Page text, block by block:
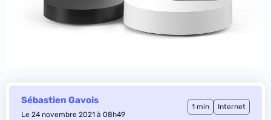
Sébastien Gavois
Le 24 novembre 2021 à 08h49
1 min Internet